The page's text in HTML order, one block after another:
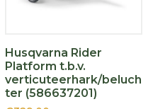
Husqvarna Rider
Platform t.b.v.
verticuteerhark/beluch
ter (586637201)